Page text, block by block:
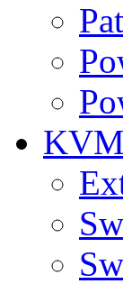
KVM